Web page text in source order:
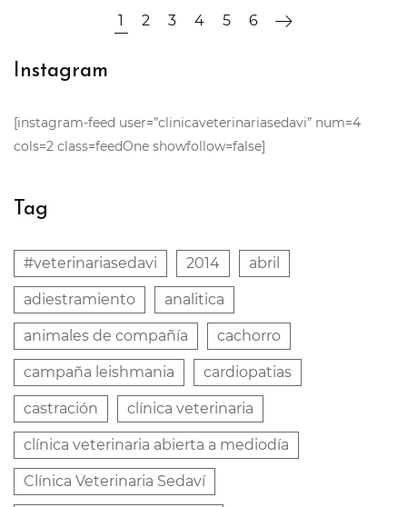
1 2 3 4 5 6
Instagram
[instagram-feed user=”clinicaveterinariasedavi” num=4
cols=2 class=feedOne showfollow=false]
Tag
#veterinariasedavi 2014 abril
adiestramiento analitica
animales de compañía cachorro
campaña leishmania cardiopatias
castración clínica veterinaria
clínica veterinaria abierta a mediodía
Clínica Veterinaria Sedaví